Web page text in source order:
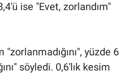
ise "Evet, zorlandım"
yüzde 6
söyledi. 0,6'lık kesim